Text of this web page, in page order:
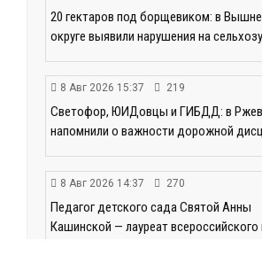
20 гектаров под борщевиком: в
округе выявили нарушения на
8 Авг 2026 15:37 219
Светофор, ЮИДовцы и ГИБДД: в
напомнили о важности дорожной
8 Авг 2026 14:37 270
Педагог детского сада Святой Анны
Кашинской — лауреат всероссийского